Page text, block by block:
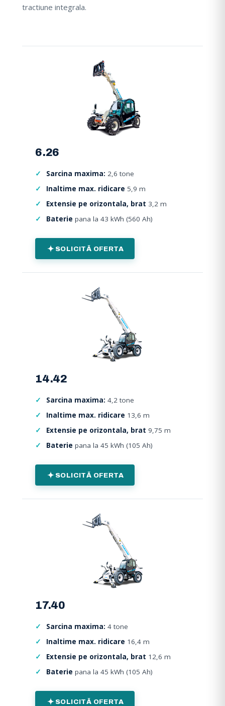
tractiune integrala.
6.26
Sarcina maxima: 2,6 tone
Inaltime max. ridicare 5,9 m
Extensie pe orizontala, brat 3,2 m
Baterie pana la 43 kWh (560 Ah)
SOLICITĂ OFERTA
14.42
Sarcina maxima: 4,2 tone
Inaltime max. ridicare 13,6 m
Extensie pe orizontala, brat 9,75 m
Baterie pana la 45 kWh (105 Ah)
SOLICITĂ OFERTA
17.40
Sarcina maxima: 4 tone
Inaltime max. ridicare 16,4 m
Extensie pe orizontala, brat 12,6 m
Baterie pana la 45 kWh (105 Ah)
SOLICITĂ OFERTA